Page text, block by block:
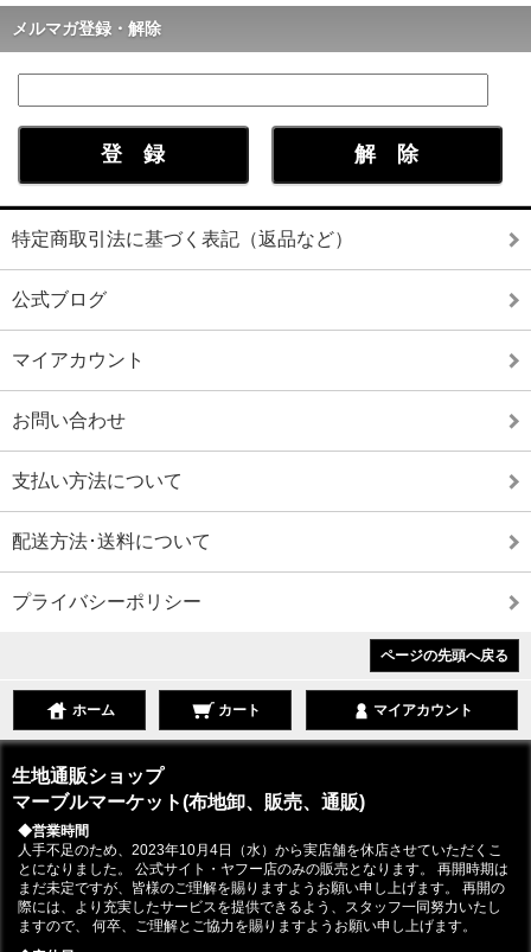
メルマガ登録・解除
特定商取引法に基づく表記（返品など）
公式ブログ
マイアカウント
お問い合わせ
支払い方法について
配送方法･送料について
プライバシーポリシー
ページの先頭へ戻る
ホーム カート マイアカウント
生地通販ショップ
マーブルマーケット(布地卸、販売、通販)
◆営業時間
人手不足のため、2023年10月4日（水）から実店舗を休店させていただくこ
とになりました。 公式サイト・ヤフー店のみの販売となります。 再開時期は
まだ未定ですが、皆様のご理解を賜りますようお願い申し上げます。 再開の
際には、より充実したサービスを提供できるよう、スタッフ一同努力いたし
ますので、 何卒、ご理解とご協力を賜りますようお願い申し上げます。